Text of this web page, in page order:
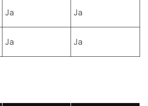
Ja Ja
Ja Ja